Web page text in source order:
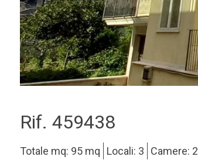
Rif. 459438
Totale mq: 95 mq Locali: 3 Camere: 2